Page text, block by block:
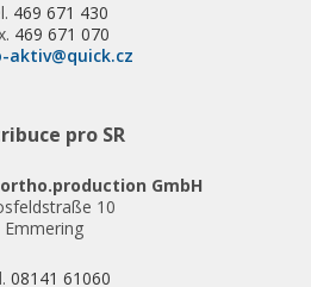
469 671 430
469 671 070
aktiv@quick.cz
pro SR
GmbH
10
Emmering
08141 61060